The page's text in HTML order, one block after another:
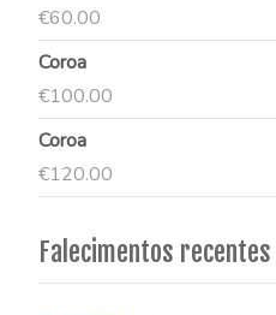
€60.00
Coroa
€100.00
Coroa
€120.00
Falecimentos recentes